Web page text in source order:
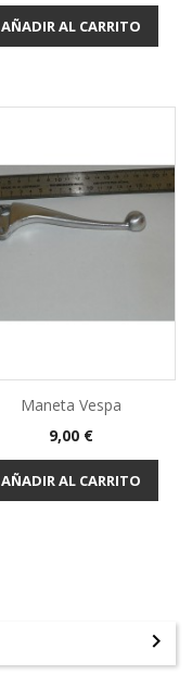
AÑADIR AL CARRITO
Maneta Vespa
Precio
9,00 €
AÑADIR AL CARRITO
